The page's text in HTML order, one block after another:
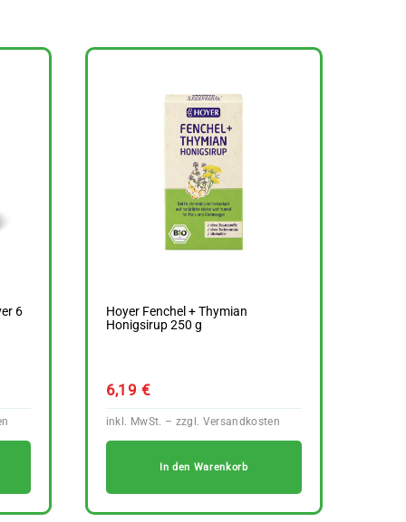
6
Hoyer Fenchel + Thymian
Honigsirup 250 g
6,19 €
In den Warenkorb